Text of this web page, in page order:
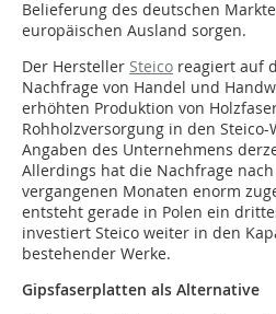
Belieferung des deutschen
europäischen Ausland sorgen.
Der Hersteller Steico reagiert auf
Nachfrage von Handel und
erhöhten Produktion von
Rohholzversorgung in den
Angaben des Unternehmens
Allerdings hat die Nachfrage
vergangenen Monaten enorm
entsteht gerade in Polen ein
investiert Steico weiter in den
bestehender Werke.
Gipsfaserplatten als Alternative